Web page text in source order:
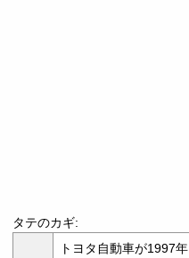
タテのカギ:
トヨタ自動車が1997年